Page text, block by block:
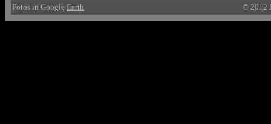
Fotos in Google Earth © 2012